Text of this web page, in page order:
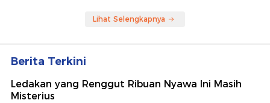
Lihat Selengkapnya
Berita Terkini
Ledakan yang Renggut Ribuan Nyawa Ini Masih
Misterius